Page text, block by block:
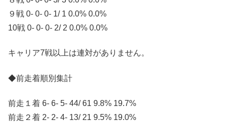
９戦 0- 0- 0- 1/ 1 0.0% 0.0%
10戦 0- 0- 0- 2/ 2 0.0% 0.0%
キャリア7戦以上は連対がありません。
◆前走着順別集計
前走１着 6- 6- 5- 44/ 61 9.8% 19.7%
前走２着 2- 2- 4- 13/ 21 9.5% 19.0%